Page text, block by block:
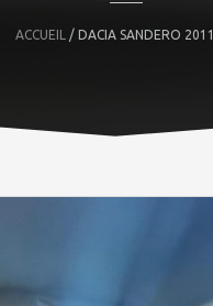
ACCUEIL / DACIA SANDERO 2011